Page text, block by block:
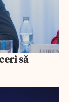
să